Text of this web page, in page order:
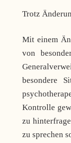
Trotz
Mit einem
von
besondere
Kontrolle
zu
zu sprechen